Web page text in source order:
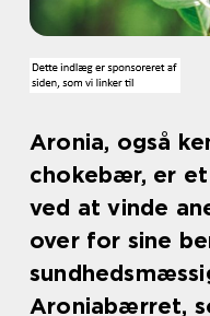
Aronia, også
chokebær, er
ved at vinde
over for sine
Aroniabærret,